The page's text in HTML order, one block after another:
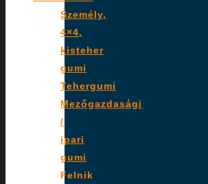
Személy,
4×4,
kisteher
gumi
Tehergumi
Mezőgazdasági
/
ipari
gumi
Felnik